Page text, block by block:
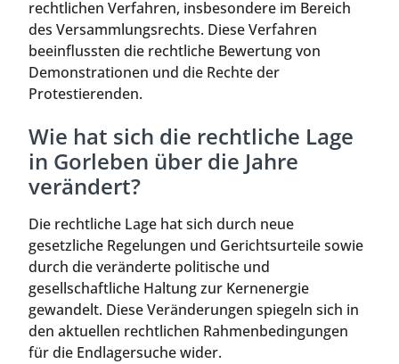
rechtlichen Verfahren, insbesondere im Bereich
des Versammlungsrechts. Diese Verfahren
beeinflussten die rechtliche Bewertung von
Demonstrationen und die Rechte der
Protestierenden.
Wie hat sich die rechtliche Lage
in Gorleben über die Jahre
verändert?
Die rechtliche Lage hat sich durch neue
gesetzliche Regelungen und Gerichtsurteile sowie
durch die veränderte politische und
gesellschaftliche Haltung zur Kernenergie
gewandelt. Diese Veränderungen spiegeln sich in
den aktuellen rechtlichen Rahmenbedingungen
für die Endlagersuche wider.